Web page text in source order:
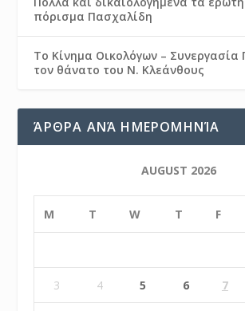
πόρισμα Πασχαλίδη
Το Κίνημα Οικολόγων – Συνεργασία
τον θάνατο του Ν. Κλεάνθους
ΆΡΘΡΑ ΑΝΆ ΗΜΕΡΟΜΗΝΊΑ
AUGUST 2026
M T W T F
3 4 5 6 7